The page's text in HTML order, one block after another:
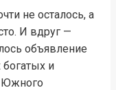
не осталось, а
И вдруг —
объявление
и
Южного